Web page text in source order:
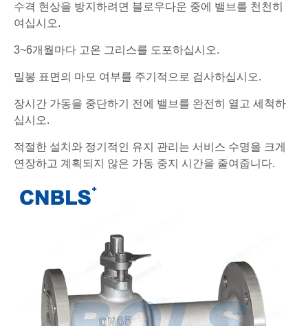
수격 현상을 방지하려면 블로우다운 중에 밸브를 천천히
여십시오.
3~6개월마다 고온 그리스를 도포하십시오.
밀봉 표면의 마모 여부를 주기적으로 검사하십시오.
장시간 가동을 중단하기 전에 밸브를 완전히 열고 세척하
십시오.
적절한 설치와 정기적인 유지 관리는 서비스 수명을 크게
연장하고 계획되지 않은 가동 중지 시간을 줄여줍니다.